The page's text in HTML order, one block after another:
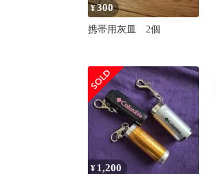
¥300
携帯用灰皿 2個
¥ 1,200